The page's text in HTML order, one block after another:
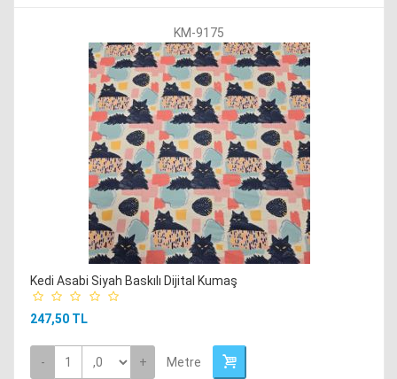
KM-9175
Kedi Asabi Siyah Baskılı Dijital Kumaş
247,50 TL
- + Metre